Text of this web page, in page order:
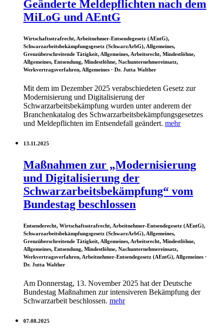
Geänderte Meldepflichten nach dem
MiLoG und AEntG
Wirtschaftsstrafrecht, Arbeitnehmer-Entsendegesetz (AEntG),
Schwarzarbeitsbekämpfungsgesetz (SchwarzArbG), Allgemeines,
Grenzüberschreitende Tätigkeit, Allgemeines, Arbeitsrecht, Mindestlöhne,
Allgemeines, Entsendung, Mindestlöhne, Nachunternehmereinsatz,
Werkvertragsverfahren, Allgemeines · Dr. Jutta Walther
Mit dem im Dezember 2025 verabschiedeten Gesetz zur
Modernisierung und Digitalisierung der
Schwarzarbeitsbekämpfung wurden unter anderem der
Branchenkatalog des Schwarzarbeitsbekämpfungsgesetzes
und Meldepflichten im Entsendefall geändert. mehr
13.11.2025
Maßnahmen zur „Modernisierung
und Digitalisierung der
Schwarzarbeitsbekämpfung“ vom
Bundestag beschlossen
Entsenderecht, Wirtschaftsstrafrecht, Arbeitnehmer-Entsendegesetz (AEntG),
Schwarzarbeitsbekämpfungsgesetz (SchwarzArbG), Allgemeines,
Grenzüberschreitende Tätigkeit, Allgemeines, Arbeitsrecht, Mindestlöhne,
Allgemeines, Entsendung, Mindestlöhne, Nachunternehmereinsatz,
Werkvertragsverfahren, Arbeitnehmer-Entsendegesetz (AEntG), Allgemeines ·
Dr. Jutta Walther
Am Donnerstag, 13. November 2025 hat der Deutsche
Bundestag Maßnahmen zur intensiveren Bekämpfung der
Schwarzarbeit beschlossen. mehr
07.08.2025